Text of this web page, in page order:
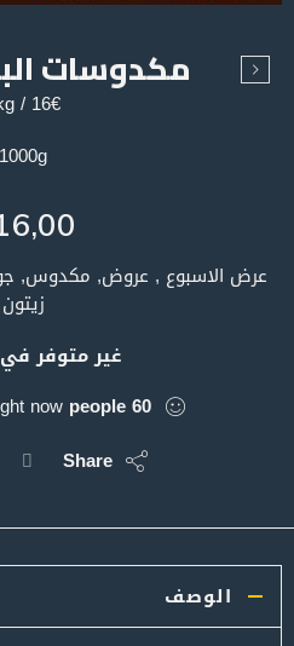
مكدوسات البيت 1
16€ / 1kg
1000g
عرض الاسبوع , عروض, مكدوس,
زيتون
غير متوفر
60
people
are viewing this right now
Share
الوصف